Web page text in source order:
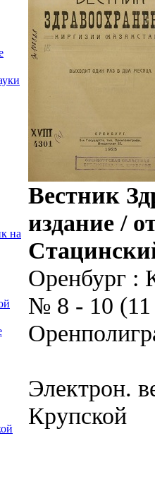
на
Вестник
издание /
Оренбург :
№ 8 - 10 (11
Электрон.
Крупской